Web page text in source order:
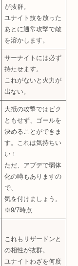
が抜群。
ユナイト技を放った
あとに通常攻撃で敵
を溶かします。
サーナイトには必ず
持たせます。
これがないと火力が
出ない。
大抵の攻撃ではビク
ともせず、ゴールを
決めることができま
す。これは気持ちい
い！
ただ、アプデで弱体
化の噂もありますの
で、
気を付けましょう。
※9/7時点
これもリザードンと
の相性が抜群。
ユナイトわざを何度